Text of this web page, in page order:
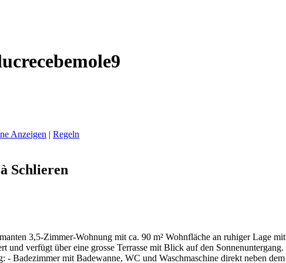
Anzeigen | Regeln
Schlieren
3,5-Zimmer-Wohnung mit ca. 90 m² Wohnfläche an ruhiger Lage mit
verfügt über eine grosse Terrasse mit Blick auf den Sonnenuntergang.
- Badezimmer mit Badewanne, WC und Waschmaschine direkt neben dem